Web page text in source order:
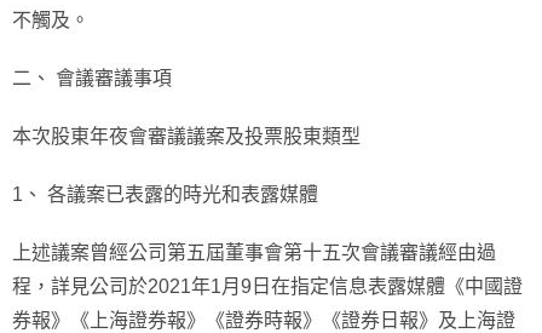
不觸及。
二、 會議審議事項
本次股東年夜會審議議案及投票股東類型
1、 各議案已表露的時光和表露媒體
上述議案曾經公司第五屆董事會第十五次會議審議經由過
程，詳見公司於2021年1月9日在指定信息表露媒體《中國證
券報》《上海證券報》《證券時報》《證券日報》及上海證